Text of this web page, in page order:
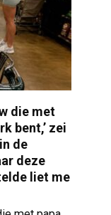
die met
bent,’ zei
de
deze
liet me